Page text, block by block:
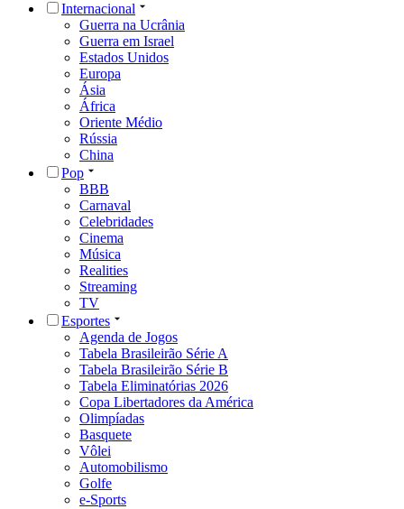
Internacional
Guerra na Ucrânia
Guerra em Israel
Estados Unidos
Europa
Ásia
África
Oriente Médio
Rússia
China
Pop
BBB
Carnaval
Celebridades
Cinema
Música
Realities
Streaming
TV
Esportes
Agenda de Jogos
Tabela Brasileirão Série A
Tabela Brasileirão Série B
Tabela Eliminatórias 2026
Copa Libertadores da América
Olimpíadas
Basquete
Vôlei
Automobilismo
Golfe
e-Sports